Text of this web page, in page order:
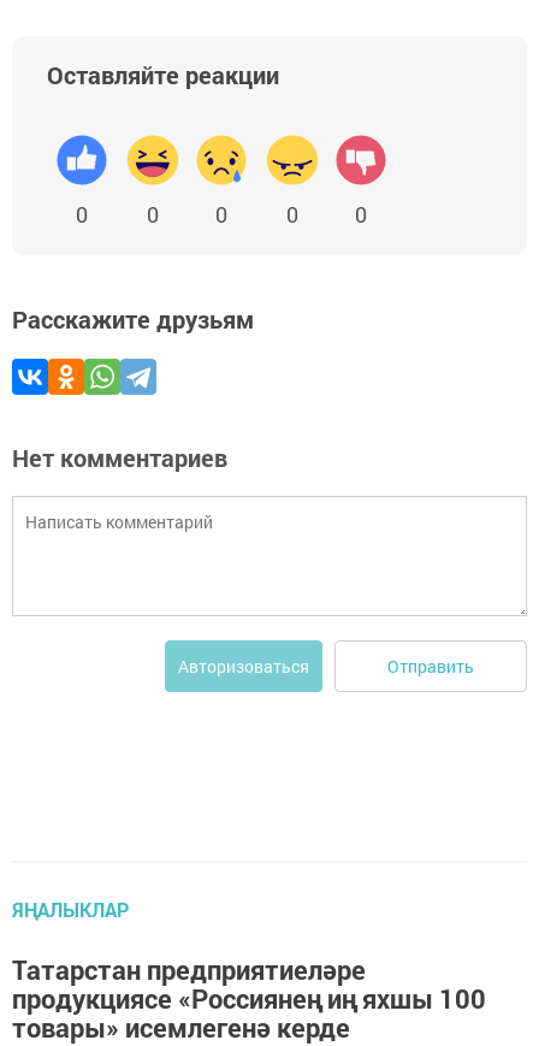
Оставляйте реакции
0 0 0 0 0
Расскажите друзьям
Нет комментариев
Авторизоваться Отправить
ЯҢАЛЫКЛАР
Татарстан предприятиеләре
продукциясе «Россиянең иң яхшы 100
товары» исемлегенә керде